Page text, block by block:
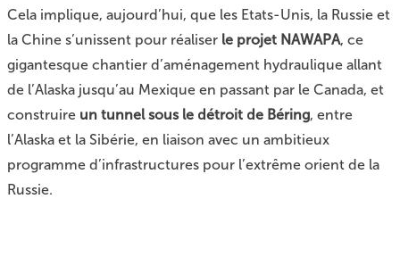
Cela implique, aujourd’hui, que les Etats-Unis, la Russie et
la Chine s’unissent pour réaliser le projet NAWAPA, ce
gigantesque chantier d’aménagement hydraulique allant
de l’Alaska jusqu’au Mexique en passant par le Canada, et
construire un tunnel sous le détroit de Béring, entre
l’Alaska et la Sibérie, en liaison avec un ambitieux
programme d’infrastructures pour l’extrême orient de la
Russie.